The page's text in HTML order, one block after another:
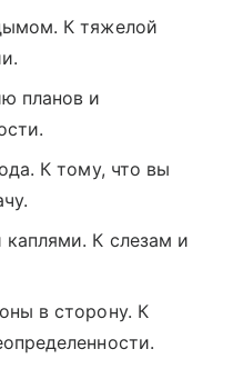
К тяжелой
планов и
К тому, что вы
К слезам и
в сторону. К